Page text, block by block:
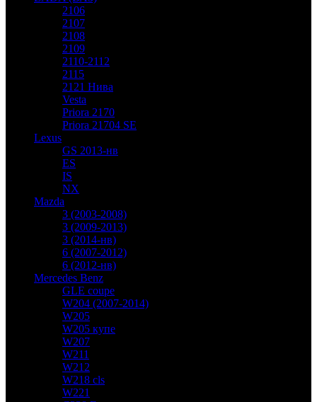
2106
2107
2108
2109
2110-2112
2115
2121 Нива
Vesta
Priora 2170
Priora 21704 SE
Lexus
GS 2013-нв
ES
IS
NX
Mazda
3 (2003-2008)
3 (2009-2013)
3 (2014-нв)
6 (2007-2012)
6 (2012-нв)
Mercedes Benz
GLE coupe
W204 (2007-2014)
W205
W205 купе
W207
W211
W212
W218 cls
W221